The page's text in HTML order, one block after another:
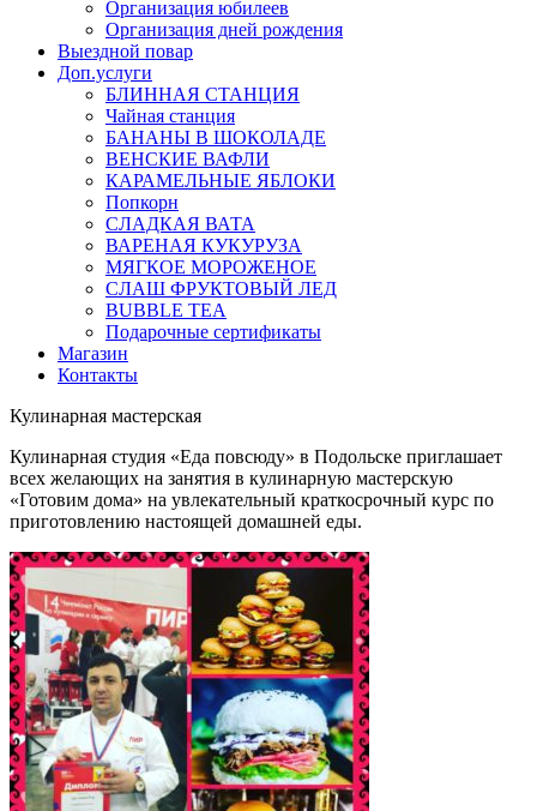
Организация юбилеев
Организация дней рождения
Выездной повар
Доп.услуги
БЛИННАЯ СТАНЦИЯ
Чайная станция
БАНАНЫ В ШОКОЛАДЕ
ВЕНСКИЕ ВАФЛИ
КАРАМЕЛЬНЫЕ ЯБЛОКИ
Попкорн
СЛАДКАЯ ВАТА
ВАРЕНАЯ КУКУРУЗА
МЯГКОЕ МОРОЖЕНОЕ
СЛАШ ФРУКТОВЫЙ ЛЕД
BUBBLE TEA
Подарочные сертификаты
Магазин
Контакты
Кулинарная мастерская
Кулинарная студия «Еда повсюду» в Подольске приглашает
всех желающих на занятия в кулинарную мастерскую
«Готовим дома» на увлекательный краткосрочный курс по
приготовлению настоящей домашней еды.